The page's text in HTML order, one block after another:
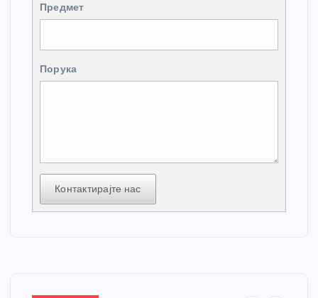
Предмет
Порука
Контактирајте нас